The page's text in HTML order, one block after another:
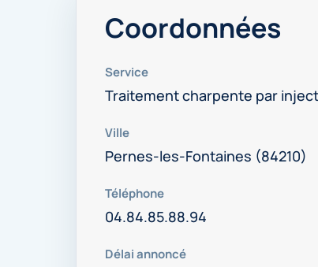
Coordonnées
Service
Traitement charpente par
Ville
Pernes-les-Fontaines (84210)
Téléphone
04.84.85.88.94
Délai annoncé